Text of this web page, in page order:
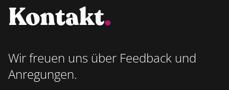
Kontakt.
Wir freuen uns über Feedback und
Anregungen.